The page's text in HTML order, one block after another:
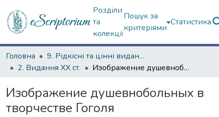
Розділи
та
колекції
Пошук за
критеріями
Статистика
Головна
9. Рідкісні та цінні видання
2. Видання ХХ ст.
Изображение душевнобольных в творчестве Гоголя
Изображение душевнобольных в
творчестве Гоголя